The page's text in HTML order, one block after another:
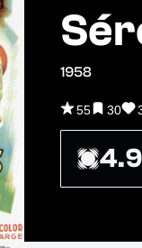
1958
55 30
4.9